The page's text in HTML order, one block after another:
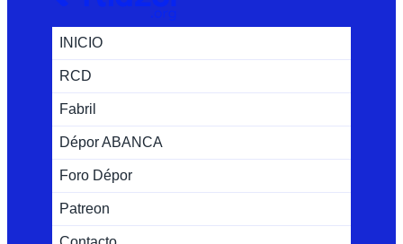
INICIO
RCD
Fabril
Dépor ABANCA
Foro Dépor
Patreon